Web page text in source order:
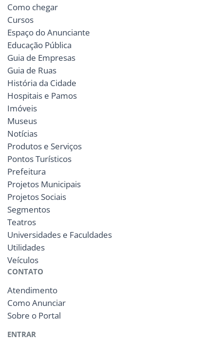
Como chegar
Cursos
Espaço do Anunciante
Educação Pública
Guia de Empresas
Guia de Ruas
História da Cidade
Hospitais e Pamos
Imóveis
Museus
Notícias
Produtos e Serviços
Pontos Turísticos
Prefeitura
Projetos Municipais
Projetos Sociais
Segmentos
Teatros
Universidades e Faculdades
Utilidades
Veículos
CONTATO
Atendimento
Como Anunciar
Sobre o Portal
ENTRAR